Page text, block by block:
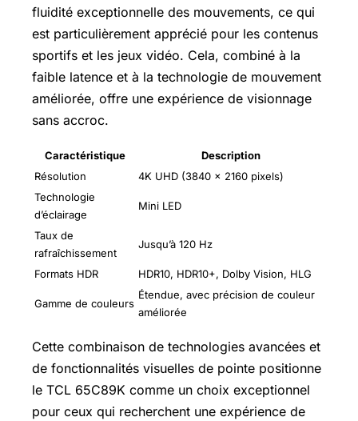
fluidité exceptionnelle des mouvements, ce qui
est particulièrement apprécié pour les contenus
sportifs et les jeux vidéo. Cela, combiné à la
faible latence et à la technologie de mouvement
améliorée, offre une expérience de visionnage
sans accroc.
Caractéristique
Description
Résolution
4K UHD (3840 x 2160 pixels)
Technologie
d’éclairage
Mini LED
Taux de
rafraîchissement
Jusqu’à 120 Hz
Formats HDR HDR10, HDR10+, Dolby Vision, HLG
Gamme de couleurs
Étendue, avec précision de couleur
améliorée
Cette combinaison de technologies avancées et
de fonctionnalités visuelles de pointe positionne
le TCL 65C89K comme un choix exceptionnel
pour ceux qui recherchent une expérience de